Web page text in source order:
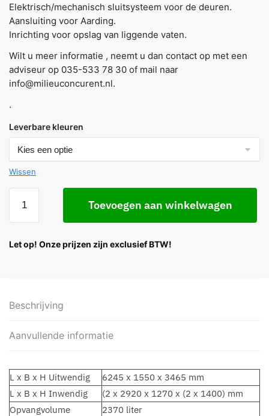
Elektrisch/mechanisch sluitsysteem voor de deuren.
Aansluiting voor Aarding.
Inrichting voor opslag van liggende vaten.
Wilt u meer informatie , neemt u dan contact op met een
adviseur op 035-533 78 30 of mail naar
info@milieuconcurent.nl.
.
Leverbare kleuren
Wissen
Toevoegen aan winkelwagen
Let op! Onze prijzen zijn exclusief BTW!
Beschrijving
Aanvullende informatie
L x B x H Uitwendig
6245 x 1550 x 3465 mm
L x B x H Inwendig
(2 x 2920 x 1270 x (2 x 1400) mm
Opvangvolume
2370 liter